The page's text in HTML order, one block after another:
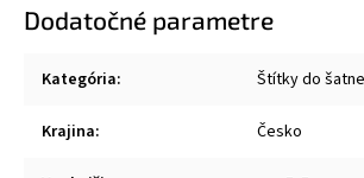
Dodatočné parametre
Kategória: Štítky do
Krajina: Česko